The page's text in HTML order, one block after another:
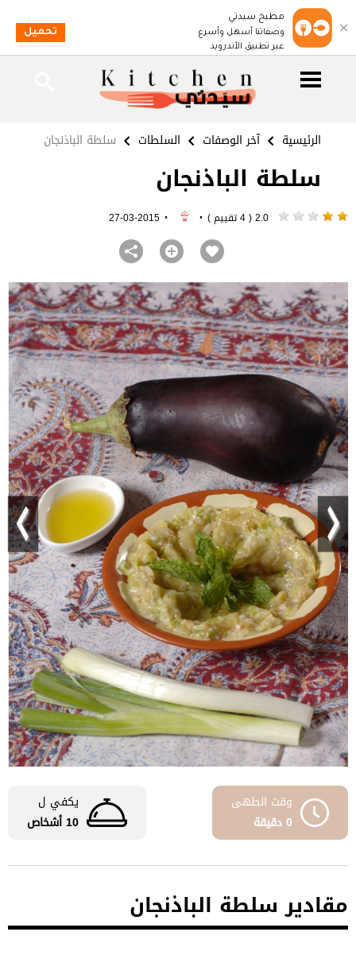
الرئيسية آخر الوصفات السلطات سلطة الباذنجان
سلطة الباذنجان
·
·
2015-03-27
وقت الطهى
0 دقيقة
يكفي ل
10 أشخاص
مقادير سلطة الباذنجان
مطبخ سيدتي
وصفاتنا أسهل وأسرع
عبر تطبيق الأندرويد
تحميل